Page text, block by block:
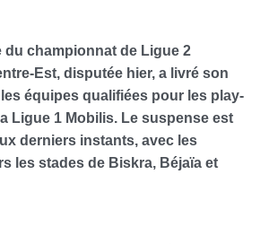
du championnat de Ligue 2
Est, disputée hier, a livré son
équipes qualifiées pour les play-
Ligue 1 Mobilis. Le suspense est
derniers instants, avec les
les stades de Biskra, Béjaïa et